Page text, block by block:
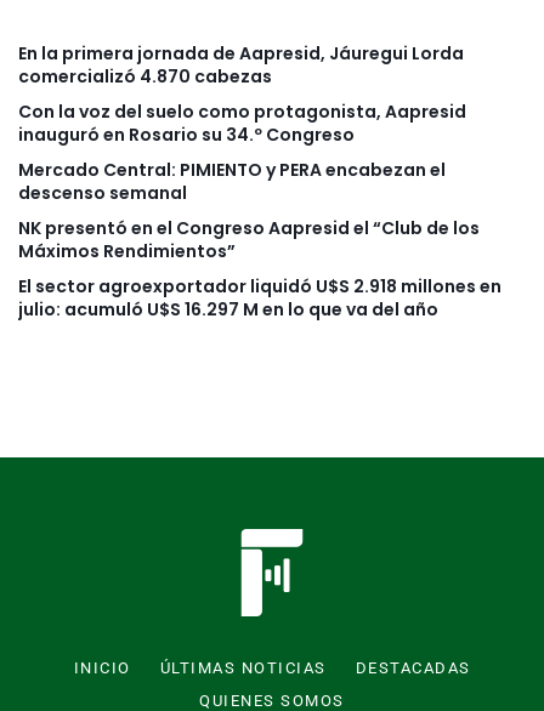
En la primera jornada de Aapresid, Jáuregui Lorda
comercializó 4.870 cabezas
Con la voz del suelo como protagonista, Aapresid
inauguró en Rosario su 34.º Congreso
Mercado Central: PIMIENTO y PERA encabezan el
descenso semanal
NK presentó en el Congreso Aapresid el “Club de los
Máximos Rendimientos”
El sector agroexportador liquidó U$S 2.918 millones en
julio: acumuló U$S 16.297 M en lo que va del año
INICIO ÚLTIMAS NOTICIAS
DESTACADAS
QUIENES SOMOS